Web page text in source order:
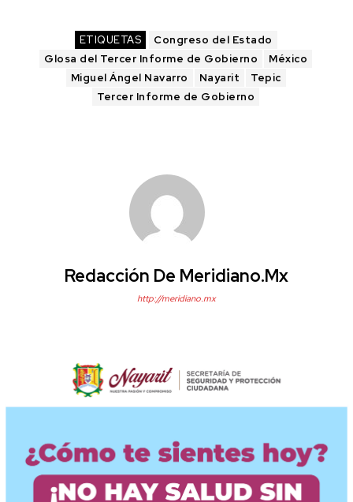
ETIQUETAS
Congreso del Estado
Glosa del Tercer Informe de Gobierno
México
Miguel Ángel Navarro
Nayarit
Tepic
Tercer Informe de Gobierno
Redacción De Meridiano.mx
http://meridiano.mx